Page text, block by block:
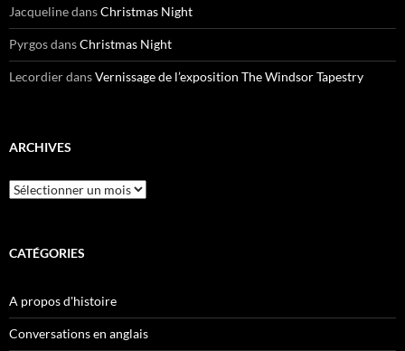
JacquelinedansChristmas Night
PyrgosdansChristmas Night
LecordierdansVernissage de l’exposition The Windsor Tapestry
ARCHIVES
Archives
CATÉGORIES
A propos d'histoire
Conversations en anglais